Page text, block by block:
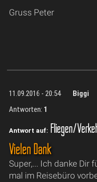
Gruss Peter
11.09.2016 - 20:54 Biggi
Antworten: 1
Antwort auf: Fliegen/
Vielen Dank
Super,... Ich danke Dir
mal im Reisebüro